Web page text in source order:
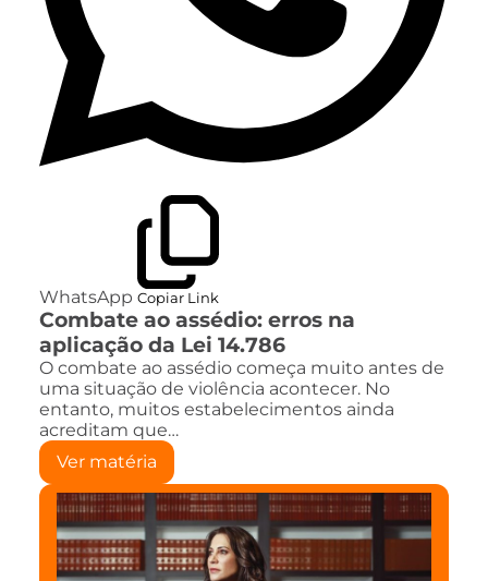
WhatsApp Copiar Link
Combate ao assédio: erros na
aplicação da Lei 14.786
O combate ao assédio começa muito antes de
uma situação de violência acontecer. No
entanto, muitos estabelecimentos ainda
acreditam que…
Ver matéria